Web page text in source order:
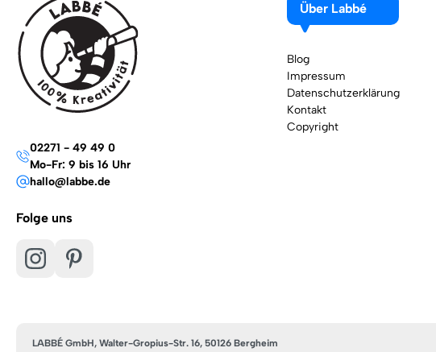
02271 - 49 49 0
Mo-Fr: 9 bis 16 Uhr
hallo@labbe.de
Folge uns
Über Labbé
Blog
Impressum
Datenschutzerklärung
Kontakt
Copyright
LABBÉ GmbH, Walter-Gropius-Str. 16, 50126 Bergheim